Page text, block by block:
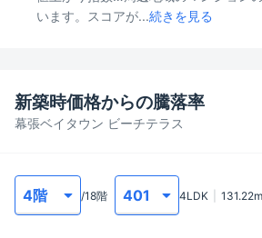
います。スコアが...続きを見る
幕張ベイタウン ビーチテラス
新築時価格からの騰落率
/18階 4LDK 131.22